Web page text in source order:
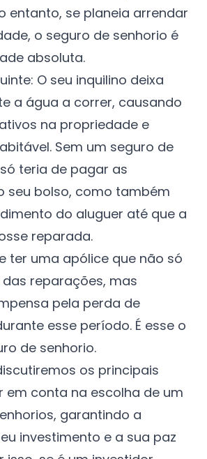
entanto, se planeia arrendar
o seguro de senhorio é
absoluta.
O seu inquilino deixa
a água a correr, causando
na propriedade e
Sem um seguro de
teria de pagar as
seu bolso, como também
do aluguer até que a
reparada.
ter uma apólice que não só
reparações, mas
pela perda de
esse período. É esse o
de senhorio.
os principais
em conta na escolha de um
garantindo a
investimento e a sua paz